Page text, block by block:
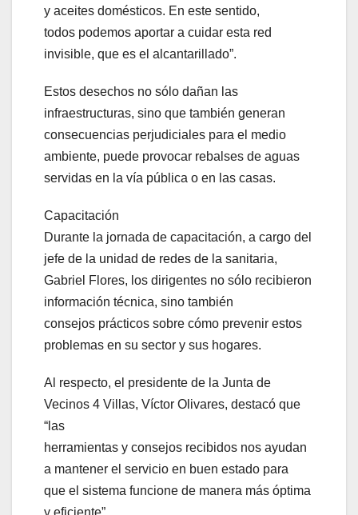
y aceites domésticos. En este sentido,
todos podemos aportar a cuidar esta red
invisible, que es el alcantarillado”.
Estos desechos no sólo dañan las
infraestructuras, sino que también generan
consecuencias perjudiciales para el medio
ambiente, puede provocar rebalses de aguas
servidas en la vía pública o en las casas.
Capacitación
Durante la jornada de capacitación, a cargo del
jefe de la unidad de redes de la sanitaria,
Gabriel Flores, los dirigentes no sólo recibieron
información técnica, sino también
consejos prácticos sobre cómo prevenir estos
problemas en su sector y sus hogares.
Al respecto, el presidente de la Junta de
Vecinos 4 Villas, Víctor Olivares, destacó que
“las
herramientas y consejos recibidos nos ayudan
a mantener el servicio en buen estado para
que el sistema funcione de manera más óptima
y eficiente”.